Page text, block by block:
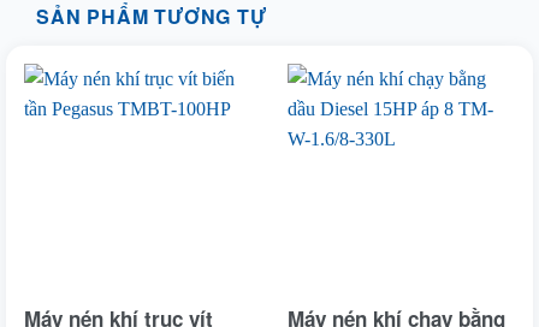
SẢN PHẨM TƯƠNG TỰ
Máy nén khí trục vít
Máy nén khí chạy bằng